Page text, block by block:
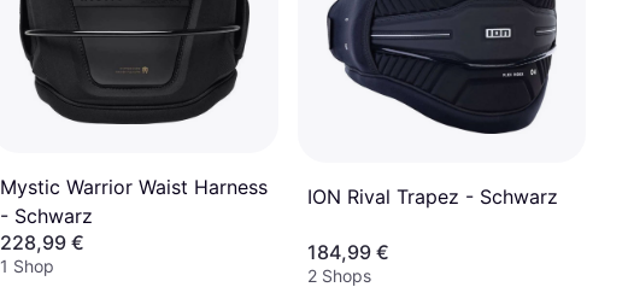
Mystic Warrior Waist Harness
- Schwarz
228,99 €
1 Shop
ION Rival Trapez - Schwarz
184,99 €
2 Shops